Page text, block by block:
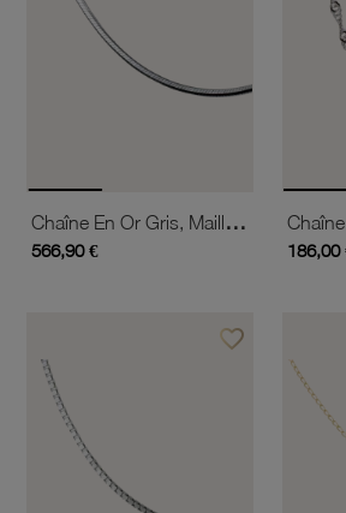
Chaîne En Or Gris, Maille Serpent Carrée
566,90 € 186,00
favorite_borderAjouter à vos